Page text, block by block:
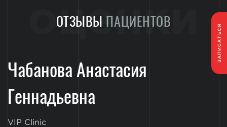
ЗАПИСАТЬСЯ
ОТЗЫВЫ ПАЦИЕНТОВ
оценки
Чабанова Анастасия
Геннадьевна
VIP Clinic